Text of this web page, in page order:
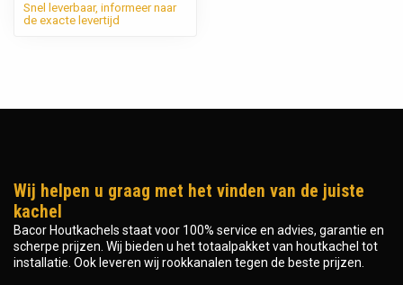
Snel leverbaar, informeer naar
de exacte levertijd
Wij helpen u graag met het vinden van de juiste
kachel
Bacor Houtkachels staat voor 100% service en advies, garantie en
scherpe prijzen. Wij bieden u het totaalpakket van houtkachel tot
installatie. Ook leveren wij rookkanalen tegen de beste prijzen.